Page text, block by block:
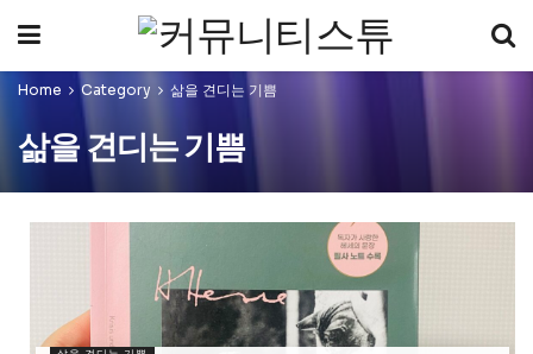
Home Category 삶을 견디는 기쁨
삶을 견디는 기쁨